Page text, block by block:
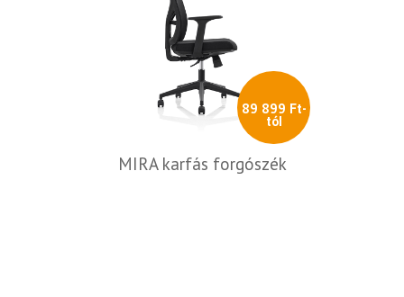
89 899 Ft-
tól
MIRA karfás forgószék